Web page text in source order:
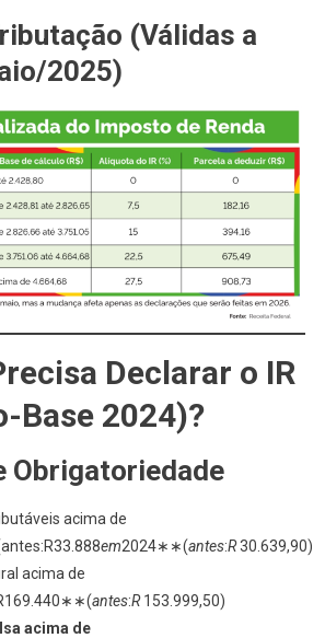
(Válidas a
2025)
Declarar o IR
Base 2024)?
Obrigatoriedade
acima de
em2024∗∗(antes:R30.639,90)
acima de
antes:R153.999,50)
acima de